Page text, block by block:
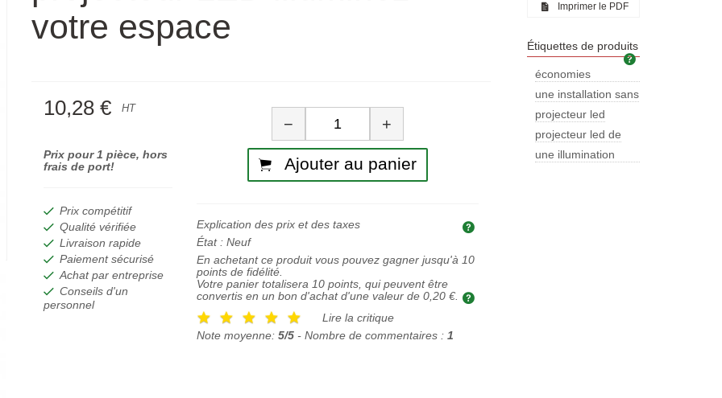
votre espace
10,28 € HT
Prix pour 1 pièce, hors
frais de port!
Prix compétitif
Qualité vérifiée
Livraison rapide
Paiement sécurisé
Achat par entreprise
Conseils d'un
personnel
Quantité
− +
Ajouter au panier
Explication des prix et des taxes
État : Neuf
En achetant ce produit vous pouvez gagner jusqu'à 10
points de fidélité.
Votre panier totalisera 10points, qui peuvent être
convertis en un bon d'achat d'une valeur de 0,20 €.
Lire la critique
Note moyenne: 5/5- Nombre de commentaires : 1
Imprimer le PDF
Étiquettes de produits
Étiquettes de
économies
d'énergie
une installation sans
projecteur led
projecteur led de
une illumination